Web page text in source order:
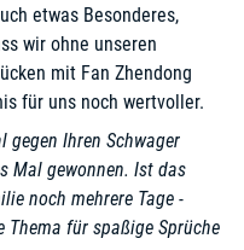
etwas Besonderes,
wir ohne unseren
mit Fan Zhendong
für uns noch wertvoller.
gegen Ihren Schwager
Mal gewonnen. Ist das
noch mehrere Tage -
Thema für spaßige Sprüche